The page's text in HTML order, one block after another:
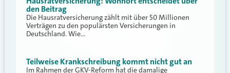
den Beitrag
Die Hausratversicherung zählt mit über 50 Millionen
Verträgen zu den populärsten Versicherungen in
Deutschland. Wie…
Teilweise Krankschreibung kommt nicht gut an
Im Rahmen der GKV-Reform hat die damalige